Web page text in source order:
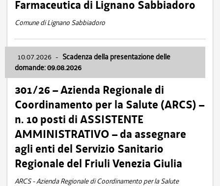
Farmaceutica di Lignano Sabbiadoro
Comune di Lignano Sabbiadoro
10.07.2026 - Scadenza della presentazione delle
domande: 09.08.2026
301/26 – Azienda Regionale di
Coordinamento per la Salute (ARCS) –
n. 10 posti di ASSISTENTE
AMMINISTRATIVO – da assegnare
agli enti del Servizio Sanitario
Regionale del Friuli Venezia Giulia
ARCS - Azienda Regionale di Coordinamento per la Salute